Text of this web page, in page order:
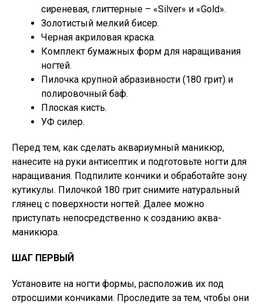
сиреневая, глиттерные – «Silver» и «Gold».
Золотистый мелкий бисер.
Черная акриловая краска.
Комплект бумажных форм для наращивания
ногтей.
Пилочка крупной абразивности (180 грит) и
полировочный баф.
Плоская кисть.
УФ силер.
Перед тем, как сделать аквариумный маникюр,
нанесите на руки антисептик и подготовьте ногти для
наращивания. Подпилите кончики и обработайте зону
кутикулы. Пилочкой 180 грит снимите натуральный
глянец с поверхности ногтей. Далее можно
приступать непосредственно к созданию аква-
маникюра.
ШАГ ПЕРВЫЙ
Установите на ногти формы, расположив их под
отросшими кончиками. Проследите за тем, чтобы они